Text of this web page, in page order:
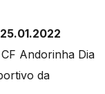
25.01.2022
Andorinha Dia
da